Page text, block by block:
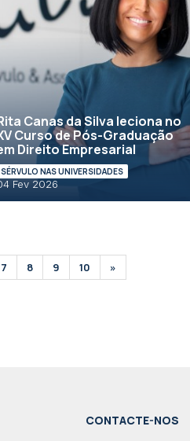
Canas da Silva leciona no
Curso de Pós-Graduação
Direito Empresarial
SÉRVULO NAS UNIVERSIDADES
Fev 2026
7 8 9 10 »
CONTACTE-NOS